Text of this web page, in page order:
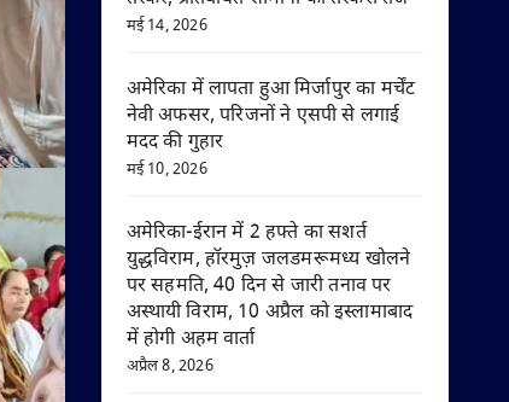
मई 14, 2026
अमेरिका में लापता हुआ मिर्जापुर का मर्चेंट
नेवी अफसर, परिजनों ने एसपी से लगाई
मदद की गुहार
मई 10, 2026
अमेरिका-ईरान में 2 हफ्ते का सशर्त
युद्धविराम, हॉरमुज़ जलडमरूमध्य खोलने
पर सहमति, 40 दिन से जारी तनाव पर
अस्थायी विराम, 10 अप्रैल को इस्लामाबाद
में होगी अहम वार्ता
अप्रैल 8, 2026